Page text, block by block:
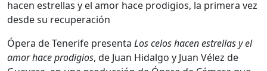
Ópera de Tenerife presenta Los celos hacen estrellas y el
amor hace prodigios, de Juan Hidalgo y Juan Vélez de